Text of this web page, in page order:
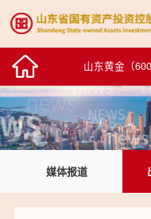
鸥玛软件（
山东黄金（
中泰证券（
浪潮数字企业（
华特达因（
媒体报道